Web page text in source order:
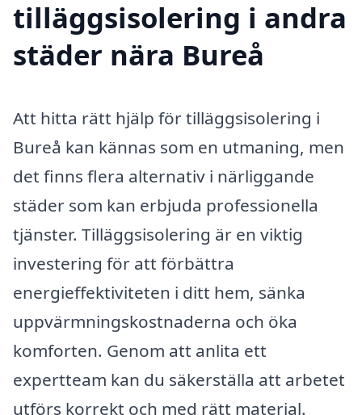
tilläggsisolering i andra
städer nära Bureå
Att hitta rätt hjälp för tilläggsisolering i
Bureå kan kännas som en utmaning, men
det finns flera alternativ i närliggande
städer som kan erbjuda professionella
tjänster. Tilläggsisolering är en viktig
investering för att förbättra
energieffektiviteten i ditt hem, sänka
uppvärmningskostnaderna och öka
komforten. Genom att anlita ett
expertteam kan du säkerställa att arbetet
utförs korrekt och med rätt material.